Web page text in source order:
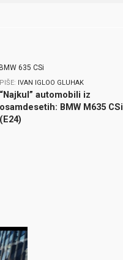
PIŠE: IVAN IGLOO GLUHAK
“Najkul” automobili iz
osamdesetih: BMW M635 CSi
(E24)